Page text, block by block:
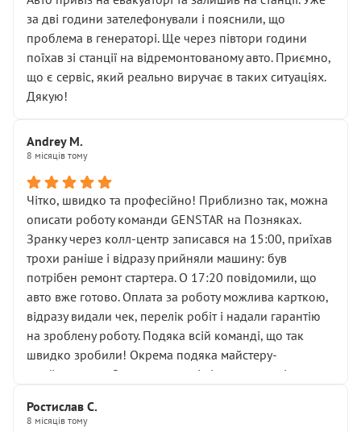
чіткого пояснення
( ну все зняли та доробили) дякую!
Окремий момент, який виглядає абсурдно:
мені заявили, що бачок гальмівної рідини потрібно
міняти разом із головним гальмівним циліндром у
Для людини, яка хоча б трохи розуміється на техніці,
це звучить як мінімум непрофесійно, а як максимум —
спроба продати дорогий вузол замість елементарних
ущільнювачів.
Що прикро — це не перший мій візит. Раніше міняв у
вас стартер, і тоді сервіс наче справив хороше
враження. Але згодом знайшов декілька гайок під
лобовим склом. Мені пояснили, що це “старі гайки, які
відкручували”, і попросили не хвилюватися. ( надіюсь
новий власник, не застяг в полі))
Але після нинішнього візиту такі дрібниці вже не
здаються дрібницями.
Я — клієнт, який працює на довірі, і саме її цей сервіс
Хотілося б більше:
• належної уваги до авто
за дві години зателефонували і пояснили, що
проблема в генераторі. Ще через півтори години
поїхав зі станції на відремонтованому авто. Приємно,
що є сервіс, який реально виручає в таких ситуаціях.
Дякую!
Andrey M.
8 місяців тому
Чітко, швидко та професійно! Приблизно так, можна
описати роботу команди GENSTAR на Позняках.
Зранку через колл-центр записався на 15:00, приїхав
трохи раніше і відразу прийняли машину: був
потрібен ремонт стартера. О 17:20 повідомили, що
авто вже готово. Оплата за роботу можлива карткою,
відразу видали чек, перелік робіт і надали гарантію
на зроблену роботу. Подяка всій команді, що так
швидко зробили! Окрема подяка майстеру-
приймальнику Олександру: всі чітко та по суті.
звертатися до цього автосервісу.
Ростислав С.
8 місяців тому